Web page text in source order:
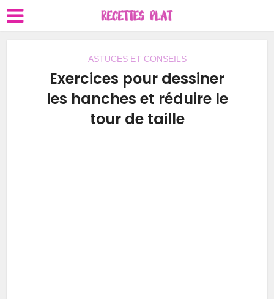
ASTUCES ET CONSEILS
Exercices pour dessiner
les hanches et réduire le
tour de taille